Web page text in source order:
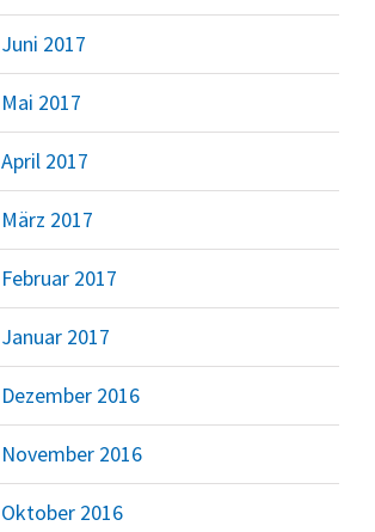
Juni 2017
Mai 2017
April 2017
März 2017
Februar 2017
Januar 2017
Dezember 2016
November 2016
Oktober 2016